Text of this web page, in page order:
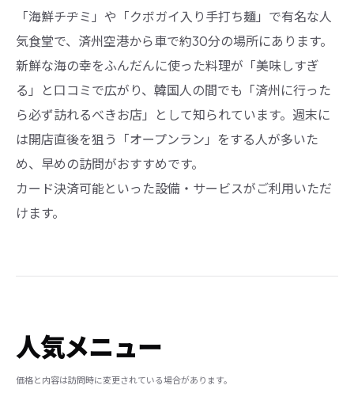
「海鮮チヂミ」や「クボガイ入り手打ち麺」で有名な人
気食堂で、済州空港から車で約30分の場所にあります。
新鮮な海の幸をふんだんに使った料理が「美味しすぎ
る」と口コミで広がり、韓国人の間でも「済州に行った
ら必ず訪れるべきお店」として知られています。週末に
は開店直後を狙う「オープンラン」をする人が多いた
め、早めの訪問がおすすめです。
カード決済可能といった設備・サービスがご利用いただ
けます。
人気メニュー
価格と内容は訪問時に変更されている場合があります。